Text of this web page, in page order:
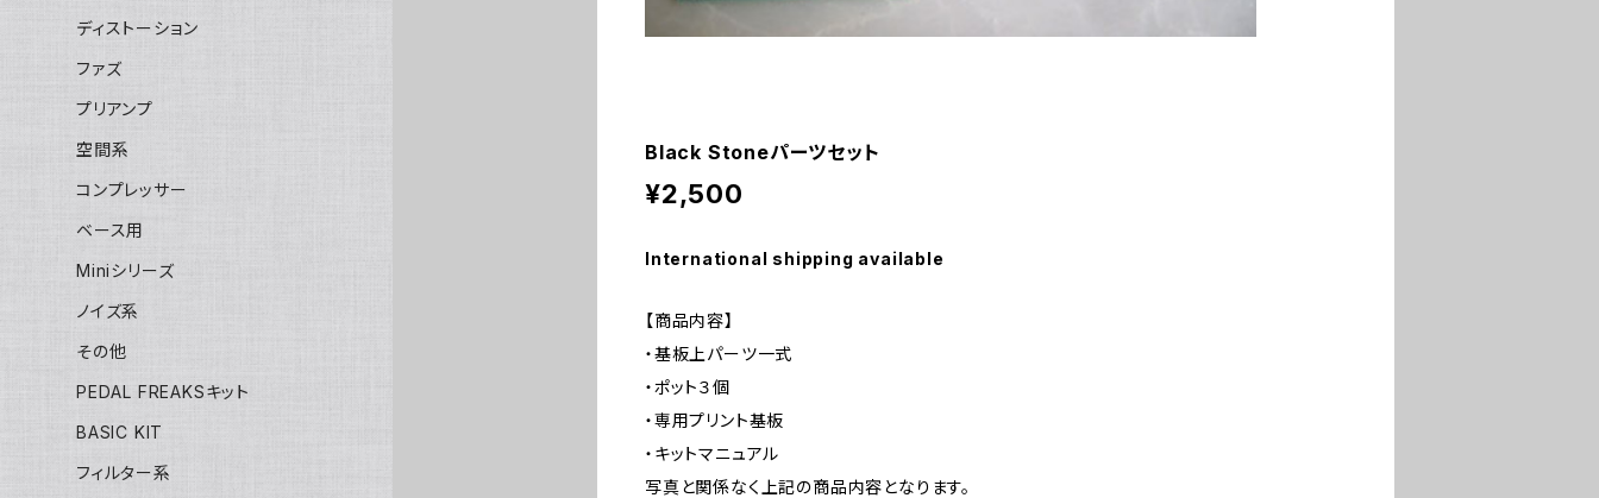
Black Stoneパーツセット
¥2,500
International shipping available
【商品内容】
・基板上パーツ一式
・ポット３個
・専用プリント基板
・キットマニュアル
写真と関係なく上記の商品内容となります。
ディストーション
ファズ
プリアンプ
空間系
コンプレッサー
ベース用
Miniシリーズ
ノイズ系
その他
PEDAL FREAKSキット
BASIC KIT
フィルター系